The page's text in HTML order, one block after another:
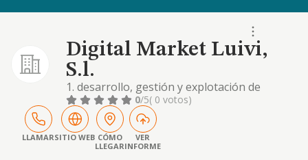
Digital Market Luivi,
S.l.
1. desarrollo, gestión y explotación de
plataformas virtuales o digitales en la que
comerciantes minoristas y/o mayoristas
puedan publicitar y poner a la venta sus
productos, y a través de la cual los
consumidores finales puedan llevar a cabo el
0/5( 0 votos)
LLAMARSITIO WEB CÓMO
LLEGAR
VER
INFORME